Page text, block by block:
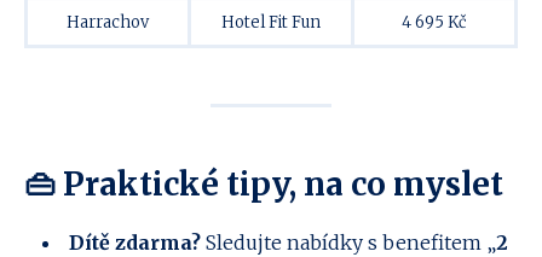
Harrachov Hotel Fit Fun 4 695 Kč
👜 Praktické tipy, na co myslet
Dítě zdarma? Sledujte nabídky s benefitem „2